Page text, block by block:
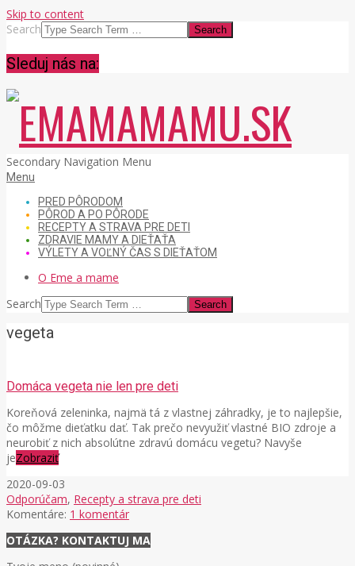
Skip to content
Search
Sleduj nás na:
EMAMAMAMU.SK
Secondary Navigation Menu
Menu
PRED PÔRODOM
PÔROD A PO PÔRODE
RECEPTY A STRAVA PRE DETI
ZDRAVIE MAMY A DIEŤAŤA
VÝLETY A VOĽNÝ ČAS S DIEŤAŤOM
O Eme a mame
Search
vegeta
Domáca vegeta nie len pre deti
Koreňová zeleninka, najmä tá z vlastnej záhradky, je to najlepšie,
čo môžme dieťatku dať. Tak prečo nevyužiť vlastné BIO zdroje a
neurobiť z nich absolútne zdravú domácu vegetu? Navyše
jeZobraziť
2020-09-03
Odporúčam, Recepty a strava pre deti
Komentáre: 1 komentár
OTÁZKA? KONTAKTUJ MA